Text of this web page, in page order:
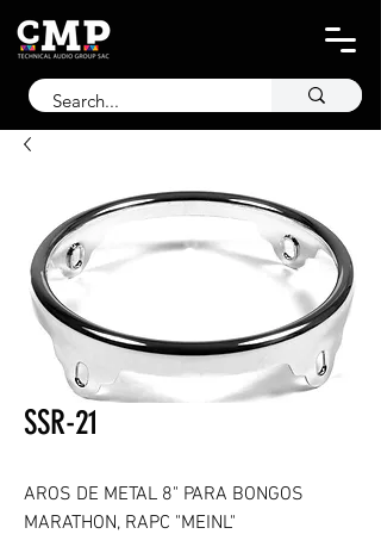
SSR-21
AROS DE METAL 8" PARA BONGOS
MARATHON, RAPC "MEINL"